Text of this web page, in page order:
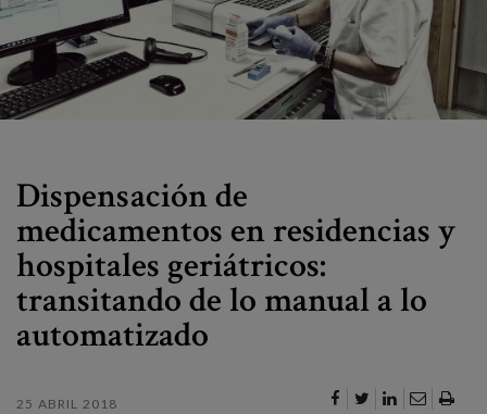
Noticias
Blog
Prensa
Canal de denuncias
es
eu
Dispensación de
medicamentos en residencias y
hospitales geriátricos:
transitando de lo manual a lo
automatizado
25 ABRIL 2018